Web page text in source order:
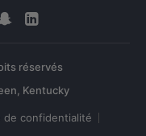
réservés
de confidentialité